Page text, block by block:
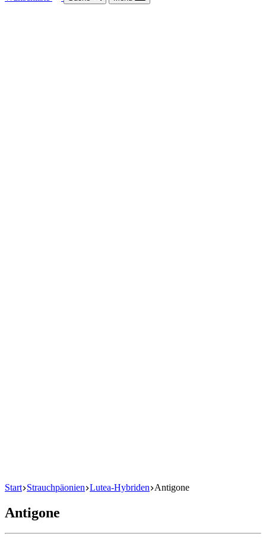
Start Strauchpäonien Lutea-Hybriden Antigone
Antigone